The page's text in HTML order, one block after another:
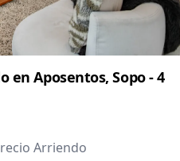
en Aposentos, Sopo - 4
Arriendo